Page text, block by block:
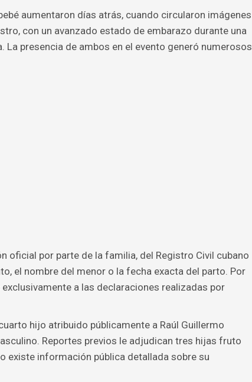
aumentaron días atrás, cuando circularon imágenes
con un avanzado estado de embarazo durante una
La presencia de ambos en el evento generó numerosos
oficial por parte de la familia, del Registro Civil cubano
el nombre del menor o la fecha exacta del parto. Por
a las declaraciones realizadas por
hijo atribuido públicamente a Raúl Guillermo
Reportes previos le adjudican tres hijas fruto
existe información pública detallada sobre su